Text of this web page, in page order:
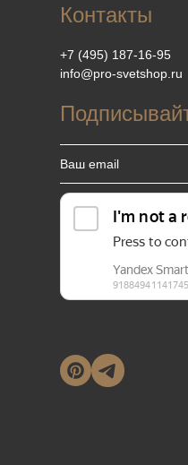
Контакты
+7 (495) 187-16-95
info@pro-svetshop.ru